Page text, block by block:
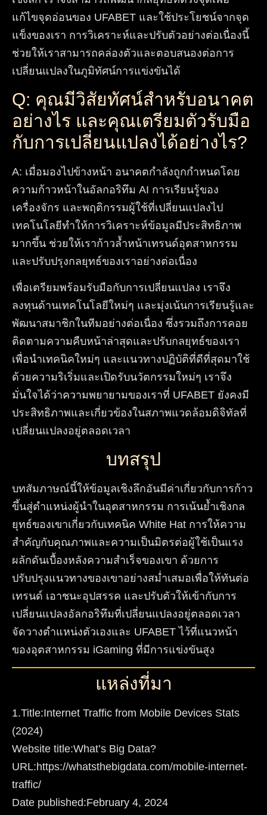
แก้ไขจุดอ่อนของ UFABET และใช้ประโยชน์จากจุด
แข็งของเรา การวิเคราะห์และปรับตัวอย่างต่อเนื่องนี้
ช่วยให้เราสามารถคล่องตัวและตอบสนองต่อการ
เปลี่ยนแปลงในภูมิทัศน์การแข่งขันได้
Q: คุณมีวิสัยทัศน์สำหรับอนาคต
อย่างไร และคุณเตรียมตัวรับมือ
กับการเปลี่ยนแปลงได้อย่างไร?
A: เมื่อมองไปข้างหน้า อนาคตกำลังถูกกำหนดโดย
ความก้าวหน้าในอัลกอริทึม AI การเรียนรู้ของ
เครื่องจักร และพฤติกรรมผู้ใช้ที่เปลี่ยนแปลงไป
เทคโนโลยีทำให้การวิเคราะห์ข้อมูลมีประสิทธิภาพ
มากขึ้น ช่วยให้เราก้าวล้ำหน้าเทรนด์อุตสาหกรรม
และปรับปรุงกลยุทธ์ของเราอย่างต่อเนื่อง
เพื่อเตรียมพร้อมรับมือกับการเปลี่ยนแปลง เราจึง
ลงทุนด้านเทคโนโลยีใหม่ๆ และมุ่งเน้นการเรียนรู้และ
พัฒนาสมาชิกในทีมอย่างต่อเนื่อง ซึ่งรวมถึงการคอย
ติดตามความคืบหน้าล่าสุดและปรับกลยุทธ์ของเรา
เพื่อนำเทคนิคใหม่ๆ และแนวทางปฏิบัติที่ดีที่สุดมาใช้
ด้วยความริเริ่มและเปิดรับนวัตกรรมใหม่ๆ เราจึง
มั่นใจได้ว่าความพยายามของเราที่ UFABET ยังคงมี
ประสิทธิภาพและเกี่ยวข้องในสภาพแวดล้อมดิจิทัลที่
เปลี่ยนแปลงอยู่ตลอดเวลา
บทสรุป
บทสัมภาษณ์นี้ให้ข้อมูลเชิงลึกอันมีค่าเกี่ยวกับการก้าว
ขึ้นสู่ตำแหน่งผู้นำในอุตสาหกรรม การเน้นย้ำเชิงกล
ยุทธ์ของเขาเกี่ยวกับเทคนิค White Hat การให้ความ
สำคัญกับคุณภาพและความเป็นมิตรต่อผู้ใช้เป็นแรง
ผลักดันเบื้องหลังความสำเร็จของเขา ด้วยการ
ปรับปรุงแนวทางของเขาอย่างสม่ำเสมอเพื่อให้ทันต่อ
เทรนด์ เอาชนะอุปสรรค และปรับตัวให้เข้ากับการ
เปลี่ยนแปลงอัลกอริทึมที่เปลี่ยนแปลงอยู่ตลอดเวลา
จัดวางตำแหน่งตัวเองและ UFABET ไว้ที่แนวหน้า
ของอุตสาหกรรม iGaming ที่มีการแข่งขันสูง
แหล่งที่มา
1.Title:Internet Traffic from Mobile Devices Stats
(2024)
Website title:What’s Big Data?
URL:https://whatsthebigdata.com/mobile-internet-
traffic/
Date published:February 4, 2024